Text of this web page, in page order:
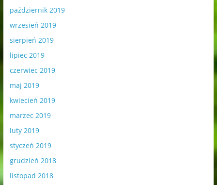
październik 2019
wrzesień 2019
sierpień 2019
lipiec 2019
czerwiec 2019
maj 2019
kwiecień 2019
marzec 2019
luty 2019
styczeń 2019
grudzień 2018
listopad 2018